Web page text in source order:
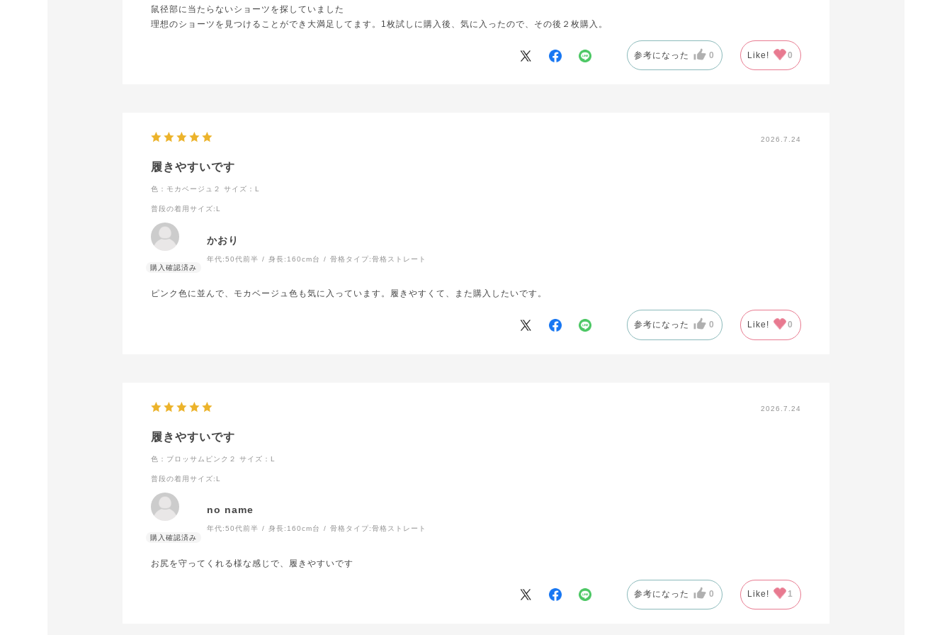
鼠径部に当たらないショーツを探していました
理想のショーツを見つけることができ大満足してます。1枚試しに購入後、気に入ったので、その後２枚購入。
参考になった 0 Like! 0
2026.7.24
履きやすいです
色：モカベージュ２ サイズ：L
普段の着用サイズ :L
かおり
年代:50代前半 身長: 160cm台 骨格タイプ:骨格ストレート
ピンク色に並んで、モカベージュ色も気に入っています。履きやすくて、また購入したいです。
参考になった 0 Like! 0
2026.7.24
履きやすいです
色：ブロッサムピンク２ サイズ：L
普段の着用サイズ:L
no name
年代:50代前半 身長: 160cm台 骨格タイプ:骨格ストレート
お尻を守ってくれる様な感じで、履きやすいです
参考になった 0 Like! 1